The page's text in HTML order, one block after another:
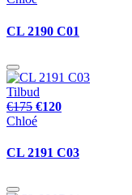
CL 2190 C01
Tilbud
€175 €120
Chloé
CL 2191 C03